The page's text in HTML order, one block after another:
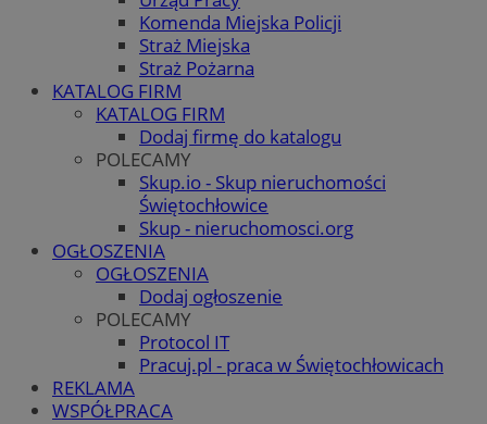
Komenda Miejska Policji
Straż Miejska
Straż Pożarna
KATALOG FIRM
KATALOG FIRM
Dodaj firmę do katalogu
POLECAMY
Skup.io - Skup nieruchomości
Świętochłowice
Skup - nieruchomosci.org
OGŁOSZENIA
OGŁOSZENIA
Dodaj ogłoszenie
POLECAMY
Protocol IT
Pracuj.pl - praca w Świętochłowicach
REKLAMA
WSPÓŁPRACA